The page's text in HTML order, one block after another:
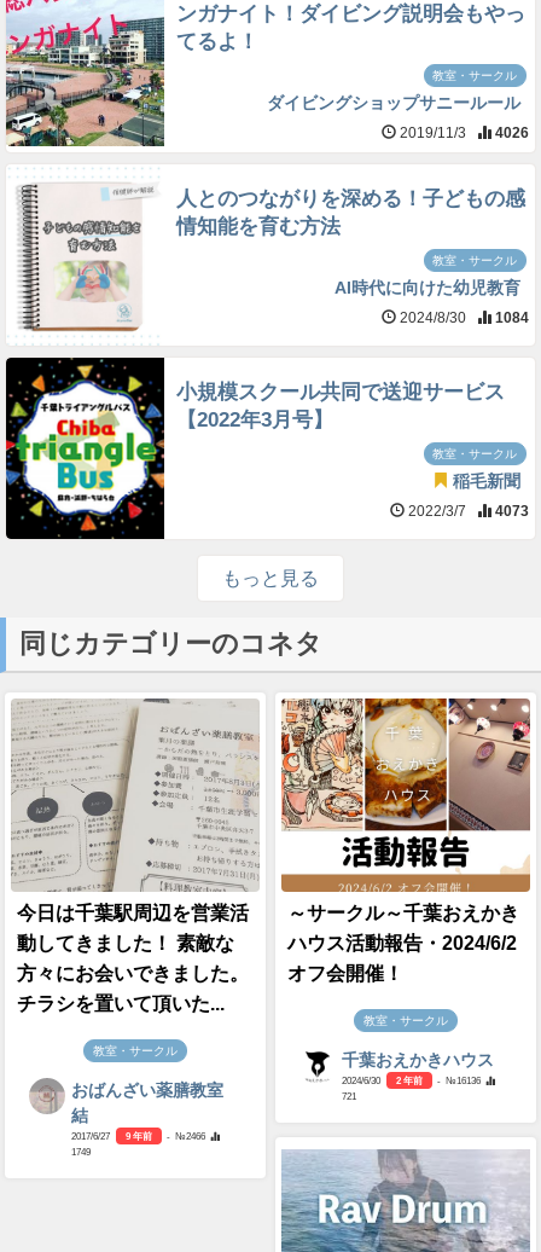
ンガナイト！ダイビング説明会もやっ
てるよ！
教室・サークル
ダイビングショップサニールール
2019/11/3 4026
人とのつながりを深める！子どもの感
情知能を育む方法
教室・サークル
AI時代に向けた幼児教育
2024/8/30 1084
小規模スクール共同で送迎サービス
【2022年3月号】
教室・サークル
稲毛新聞
2022/3/7 4073
もっと見る
同じカテゴリーのコネタ
今日は千葉駅周辺を営業活
動してきました！ 素敵な
方々にお会いできました。
チラシを置いて頂いた...
教室・サークル
おばんざい薬膳教室
結
2017/6/27 9 年前
- №2466
1749
～サークル～千葉おえかき
ハウス活動報告・2024/6/2
オフ会開催！
教室・サークル
千葉おえかきハウス
2024/6/30 2 年前
- №16136
721